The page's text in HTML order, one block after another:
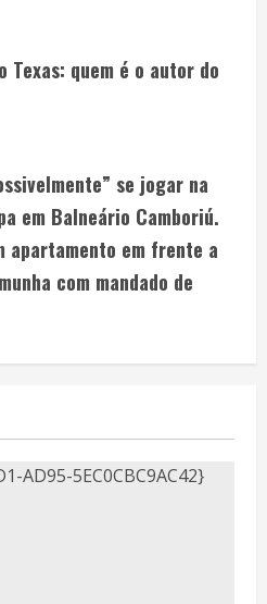
Texas: quem é o autor do
se jogar na
em Balneário Camboriú.
apartamento em frente a
com mandado de